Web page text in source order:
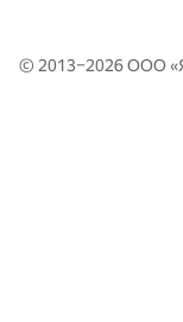
© 2013–2026 ООО «